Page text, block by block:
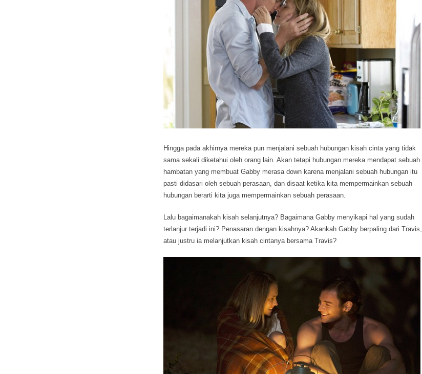
Hingga pada akhirnya mereka pun menjalani sebuah hubungan kisah cinta yang tidak
sama sekali diketahui oleh orang lain. Akan tetapi hubungan mereka mendapat sebuah
hambatan yang membuat Gabby merasa down karena menjalani sebuah hubungan itu
pasti didasari oleh sebuah perasaan, dan disaat ketika kita mempermainkan sebuah
hubungan berarti kita juga mempermainkan sebuah perasaan.
Lalu bagaimanakah kisah selanjutnya? Bagaimana Gabby menyikapi hal yang sudah
terlanjur terjadi ini? Penasaran dengan kisahnya? Akankah Gabby berpaling dari Travis,
atau justru ia melanjutkan kisah cintanya bersama Travis?